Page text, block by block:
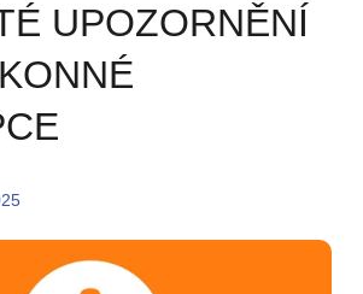
UPOZORNĚNÍ